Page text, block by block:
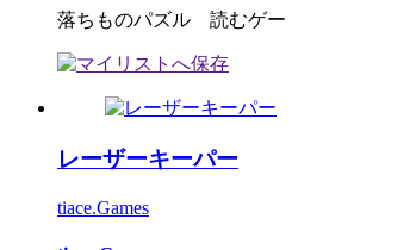
落ちものパズル 読むゲー
レーザーキーパー
tiace.Games